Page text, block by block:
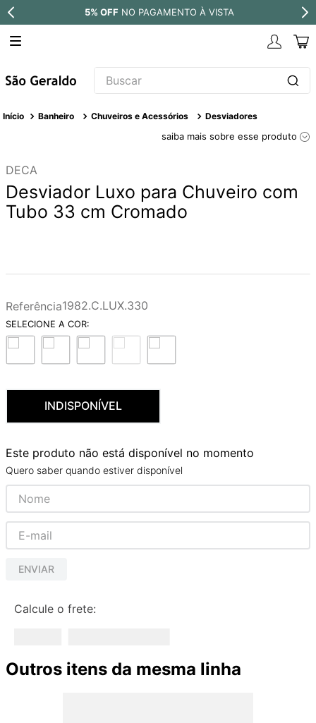
À VISTA PARCELE EM ATÉ 10X
Buscar
Banheiro Chuveiros e Acessórios Desviadores
saiba mais sobre esse produto
DECA
Desviador Luxo para Chuveiro com
Tubo 33 cm Cromado
Referência1982.C.LUX.330
INDISPONÍVEL
Este produto não está disponível no momento
Quero saber quando estiver disponível
ENVIAR
Calcule o frete:
Outros itens da mesma linha
TERMOS MAIS BUSCADOS
4º
torneira
7º
deca you
8º
black matte
9º
red gold
cobre escovado